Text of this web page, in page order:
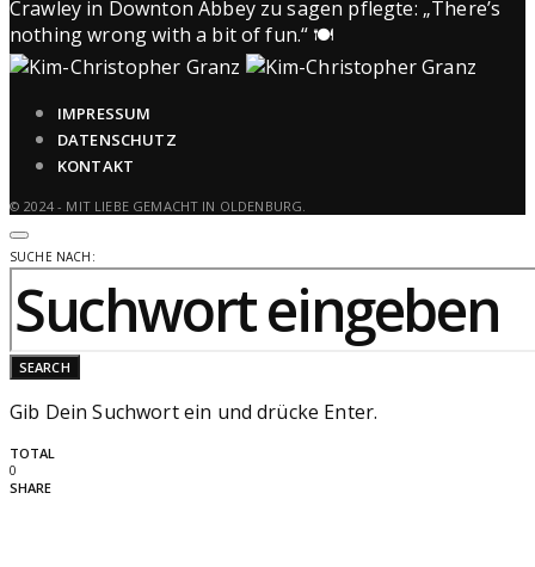
IMPRESSUM
DATENSCHUTZ
KONTAKT
© 2024 - MIT LIEBE GEMACHT IN OLDENBURG.
SUCHE NACH:
SEARCH
Gib Dein Suchwort ein und drücke Enter.
TOTAL
0
SHARE